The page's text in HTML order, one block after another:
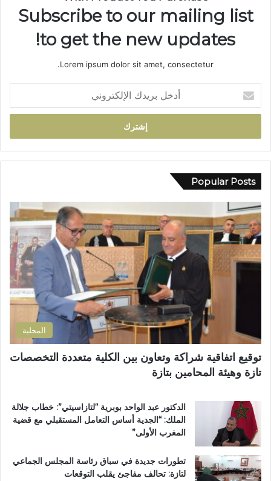
ة
ر
م
ا
إ
د
ا
ر
ا
ي
ت
و
ج
ب
و
س
Subscribe to our mailing list
to get the new updates!
Lorem ipsum dolor sit amet, consectetur.
خ
ب
ر
ك
ا
ل
إ
ل
ك
Popular Posts
المحلية
توقيع اتفاقية شراكة وتعاون بين الكلية متعددة التخصصات
تازة وهيئة المحامين بتازة
الدكتور عبد الواحد بوبرية “لتازاسيتي”: خطاب جلالة
الملك: “الجدية أساس التعامل المستقبلي مع قضية
المغرب الأولى”
تطورات جديدة في سباق رئاسة المجلس الجماعي
لتازة: تحالف مفاجئ يقلب التوقعات